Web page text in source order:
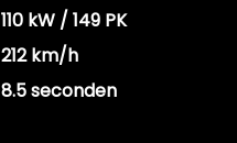
110 kW / 149 PK
212 km/h
8.5 seconden